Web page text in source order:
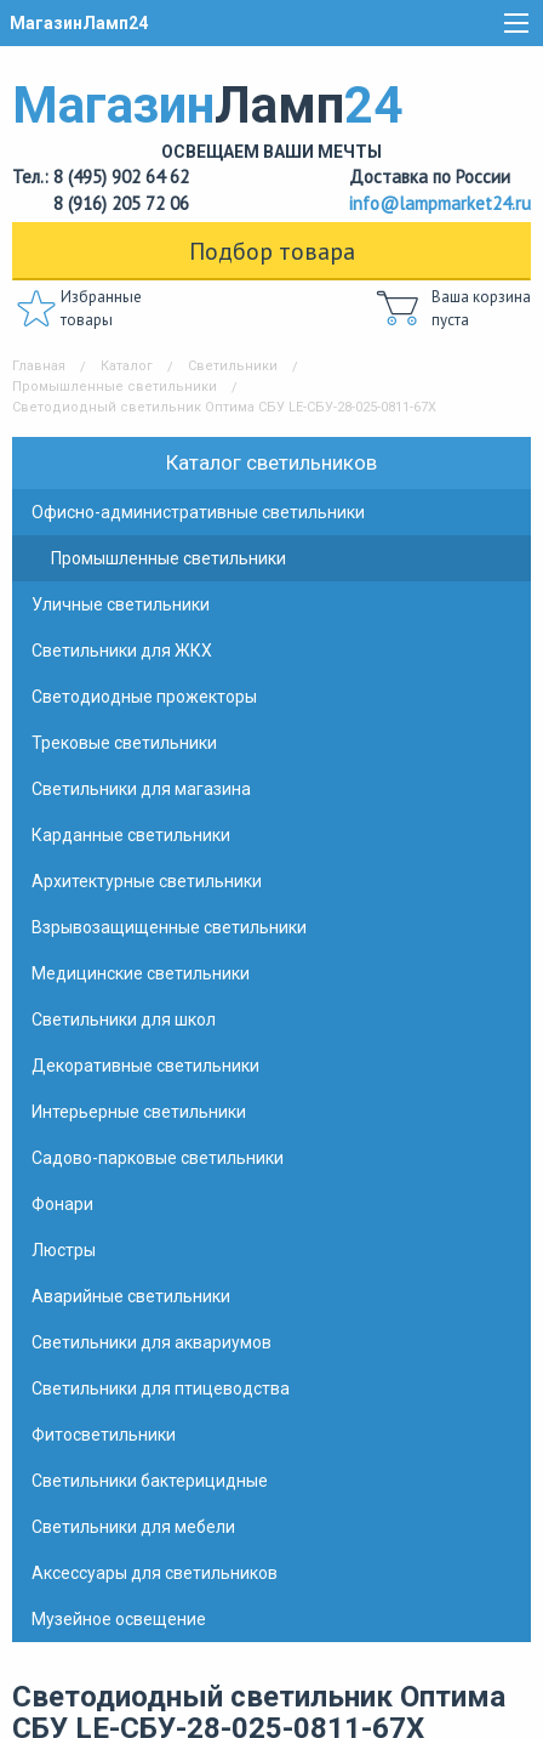
МагазинЛамп24
МагазинЛамп24
ОСВЕЩАЕМ ВАШИ МЕЧТЫ
Тел.: 8 (495) 902 64 62
8 (916) 205 72 06
Доставка по России
info@lampmarket24.ru
Подбор товара
Избранные
товары
Ваша корзина
пуста
Главная Каталог
Светильники
Промышленные светильники
Светодиодный светильник Оптима СБУ LE-СБУ-28-025-0811-67Х
Каталог светильников
Офисно-административные светильники
Промышленные светильники
Уличные светильники
Светильники для ЖКХ
Светодиодные прожекторы
Трековые светильники
Светильники для магазина
Карданные светильники
Архитектурные светильники
Взрывозащищенные светильники
Медицинские светильники
Светильники для школ
Декоративные светильники
Интерьерные светильники
Садово-парковые светильники
Фонари
Люстры
Аварийные светильники
Светильники для аквариумов
Светильники для птицеводства
Фитосветильники
Светильники бактерицидные
Светильники для мебели
Аксессуары для светильников
Музейное освещение
Светодиодный светильник Оптима
СБУ LE-СБУ-28-025-0811-67Х